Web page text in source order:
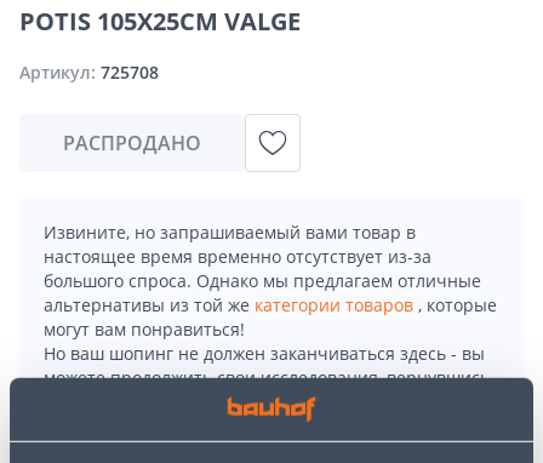
POTIS 105X25CM VALGE
Артикул: 725708
РАСПРОДАНО
Извините, но запрашиваемый вами товар в
настоящее время временно отсутствует из-за
большого спроса. Однако мы предлагаем отличные
альтернативы из той же категории товаров , которые
могут вам понравиться!
Но ваш шопинг не должен заканчиваться здесь - вы
можете продолжить свои исследования, вернувшись
или используя нашу мощную
функцию поиска, чтобы найти еще более приятные
варианты. Удачных покупок!